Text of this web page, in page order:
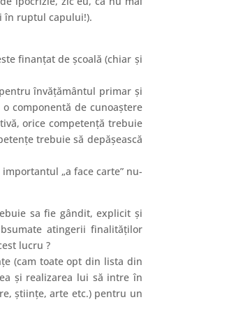
în ruptul capului!).
finanţat de şcoală (chiar şi
învăţământul primar şi
componentă de cunoaştere
orice competenţă trebuie
trebuie să depăşească
„a face carte” nu-
sa fie gândit, explicit şi
atingerii finalităţilor
lucru ?
(cam toate opt din lista din
şi realizarea lui să intre în
ştiinţe, arte etc.) pentru un